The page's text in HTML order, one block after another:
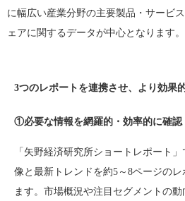
に幅広い産業分野の主要製品・サービ
ェアに関するデータが中心となります。
3つのレポートを連携させ、より効果
①必要な情報を網羅的・効率的に確認
「矢野経済研究所ショートレポート
像と最新トレンドを約5～8ページの
ます。市場概況や注目セグメントの